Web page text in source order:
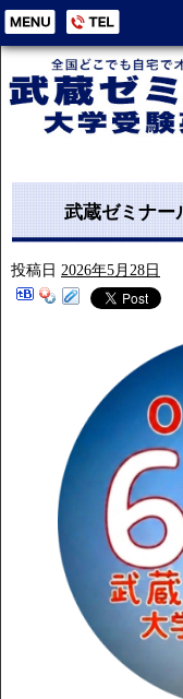
武蔵ゼミナー
投稿日 2026年5月28日